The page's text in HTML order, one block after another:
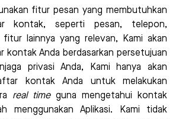
fitur pesan yang membutuhkan
kontak, seperti pesan, telepon,
fitur lainnya yang relevan, Kami akan
kontak Anda berdasarkan persetujuan
privasi Anda, Kami hanya akan
kontak Anda untuk melakukan
real timeguna mengetahui kontak
menggunakan Aplikasi. Kami tidak